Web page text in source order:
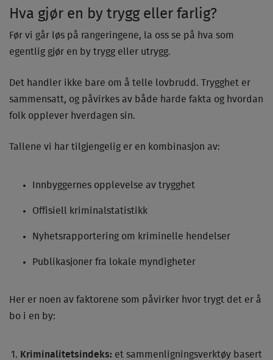
Hva gjør en by trygg eller farlig?
Før vi går løs på rangeringene, la oss se på hva som
egentlig gjør en by trygg eller utrygg.
Det handler ikke bare om å telle lovbrudd. Trygghet er
sammensatt, og påvirkes av både harde fakta og hvordan
folk opplever hverdagen sin.
Tallene vi har tilgjengelig er en kombinasjon av:
Innbyggernes opplevelse av trygghet
Offisiell kriminalstatistikk
Nyhetsrapportering om kriminelle hendelser
Publikasjoner fra lokale myndigheter
Her er noen av faktorene som påvirker hvor trygt det er å
bo i en by:
Kriminalitetsindeks: et sammenligningsverktøy basert